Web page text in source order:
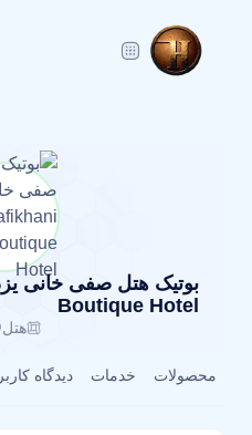
Boutique Hotel
هتل
محصولات خدمات دیدگاه